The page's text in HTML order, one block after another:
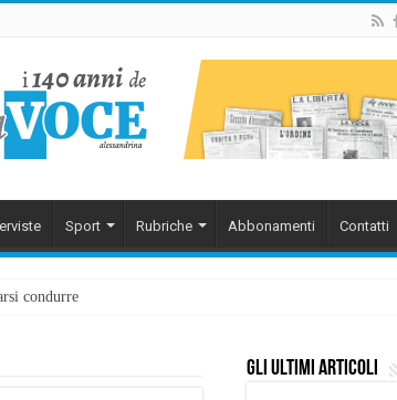
Sport Rubriche Abbonamenti Contatti
condurre
Gli ultimi articoli